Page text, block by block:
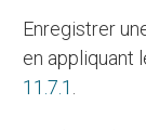
Enregistrer une date de fondation de la collectivité
en appliquant
11.7.1